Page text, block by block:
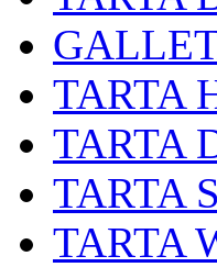
TARTA
TARTA
TARTA
TARTA